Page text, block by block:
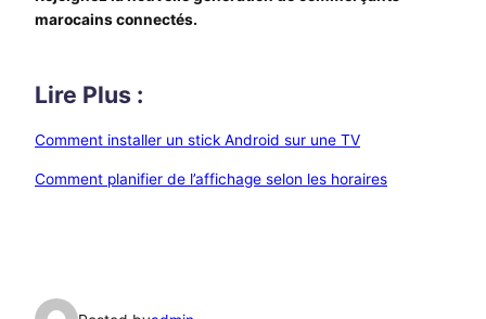
marocains connectés.
Lire Plus :
Comment installer un stick Android sur une TV
Comment planifier de l’affichage selon les horaires